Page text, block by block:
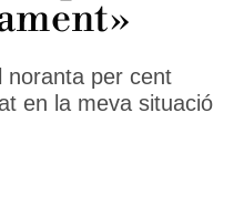
noranta per cent
en la meva situació